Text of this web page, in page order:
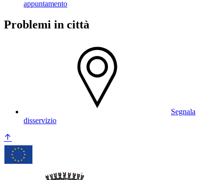
appuntamento
Problemi in città
Segnala
disservizio